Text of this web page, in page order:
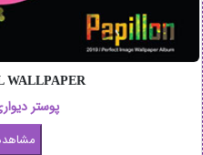
WALLPAPER
پوستر